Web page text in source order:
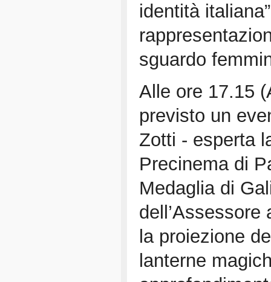
identità
sguardo
Alle ore 17.15
previsto un
Zotti - esperta
Precinema di
Medaglia di
la proiezione
lanterne